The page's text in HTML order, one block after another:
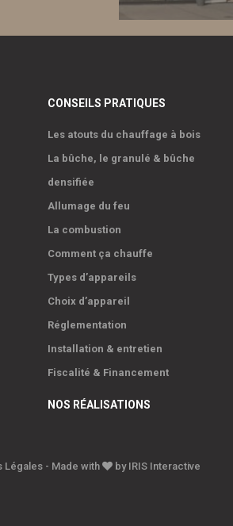
CONSEILS PRATIQUES
Les atouts du chauffage à bois
La bûche, le granulé & bûche
densifiée
Allumage du feu
La combustion
Comment ça chauffe
Types d’appareils
Choix d’appareil
Réglementation
Installation & entretien
Fiscalité & Financement
NOS RÉALISATIONS
Légales- Made with by IRIS Interactive